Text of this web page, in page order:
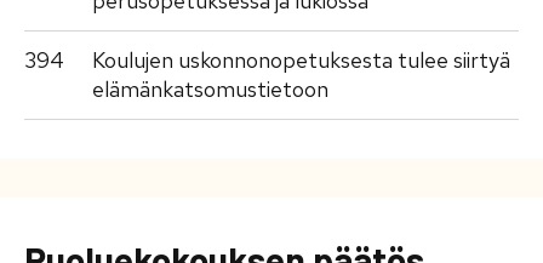
394
Koulujen uskonnonopetuksesta tulee siirtyä
elämänkatsomustietoon